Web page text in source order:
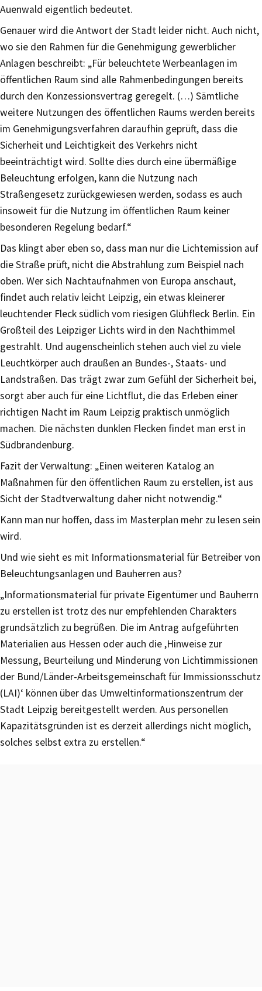
Auenwald eigentlich bedeutet.
Genauer wird die Antwort der Stadt leider nicht. Auch nicht,
wo sie den Rahmen für die Genehmigung gewerblicher
Anlagen beschreibt: „Für beleuchtete Werbeanlagen im
öffentlichen Raum sind alle Rahmenbedingungen bereits
durch den Konzessionsvertrag geregelt. (…) Sämtliche
weitere Nutzungen des öffentlichen Raums werden bereits
im Genehmigungsverfahren daraufhin geprüft, dass die
Sicherheit und Leichtigkeit des Verkehrs nicht
beeinträchtigt wird. Sollte dies durch eine übermäßige
Beleuchtung erfolgen, kann die Nutzung nach
Straßengesetz zurückgewiesen werden, sodass es auch
insoweit für die Nutzung im öffentlichen Raum keiner
besonderen Regelung bedarf.“
Das klingt aber eben so, dass man nur die Lichtemission auf
die Straße prüft, nicht die Abstrahlung zum Beispiel nach
oben. Wer sich Nachtaufnahmen von Europa anschaut,
findet auch relativ leicht Leipzig, ein etwas kleinerer
leuchtender Fleck südlich vom riesigen Glühfleck Berlin. Ein
Großteil des Leipziger Lichts wird in den Nachthimmel
gestrahlt. Und augenscheinlich stehen auch viel zu viele
Leuchtkörper auch draußen an Bundes-, Staats- und
Landstraßen. Das trägt zwar zum Gefühl der Sicherheit bei,
sorgt aber auch für eine Lichtflut, die das Erleben einer
richtigen Nacht im Raum Leipzig praktisch unmöglich
machen. Die nächsten dunklen Flecken findet man erst in
Südbrandenburg.
Fazit der Verwaltung: „Einen weiteren Katalog an
Maßnahmen für den öffentlichen Raum zu erstellen, ist aus
Sicht der Stadtverwaltung daher nicht notwendig.“
Kann man nur hoffen, dass im Masterplan mehr zu lesen sein
wird.
Und wie sieht es mit Informationsmaterial für Betreiber von
Beleuchtungsanlagen und Bauherren aus?
„Informationsmaterial für private Eigentümer und Bauherrn
zu erstellen ist trotz des nur empfehlenden Charakters
grundsätzlich zu begrüßen. Die im Antrag aufgeführten
Materialien aus Hessen oder auch die ,Hinweise zur
Messung, Beurteilung und Minderung von Lichtimmissionen
der Bund/Länder-Arbeitsgemeinschaft für Immissionsschutz
(LAI)‘ können über das Umweltinformationszentrum der
Stadt Leipzig bereitgestellt werden. Aus personellen
Kapazitätsgründen ist es derzeit allerdings nicht möglich,
solches selbst extra zu erstellen.“